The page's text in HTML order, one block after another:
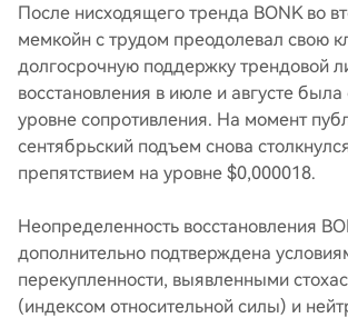
После нисходящего тренда BONK во
мемкойн с трудом преодолевал свою
долгосрочную поддержку трендовой
восстановления в июле и августе
уровне сопротивления. На момент
сентябрьский подъем снова
препятствием на уровне $0,000018.
Неопределенность восстановления
дополнительно подтверждена
перекупленности, выявленными
(индексом относительной силы) и